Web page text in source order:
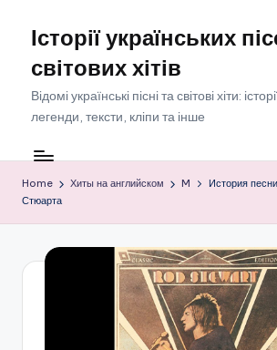
content
Історії українських
світових хітів
Відомі українські пісні та світові хіти:
легенди, тексти, кліпи та інше
Home Хиты на английском M
История
Стюарта